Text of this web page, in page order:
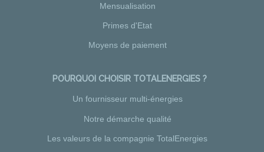
Mensualisation
Primes d'Etat
Moyens de paiement
POURQUOI CHOISIR TOTALENERGIES ?
Un fournisseur multi-énergies
Notre démarche qualité
Les valeurs de la compagnie TotalEnergies